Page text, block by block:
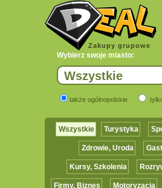
Zakupy grupowe
Wybierz swoje miasto:
Wszystkie
także ogólnopolskie
Wszystkie Turystyka
Zdrowie, Uroda
Kursy, Szkolenia
Firmy, Biznes Motoryzacja